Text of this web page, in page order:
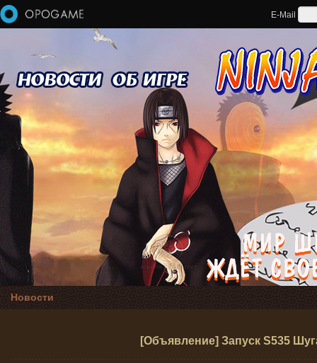
Перейти к основному содержанию
E-Mail
Новости
[Объявление] Запуск S535